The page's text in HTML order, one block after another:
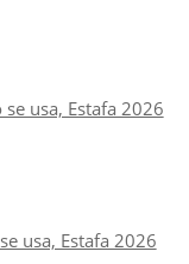
usa, Estafa 2026
usa, Estafa 2026